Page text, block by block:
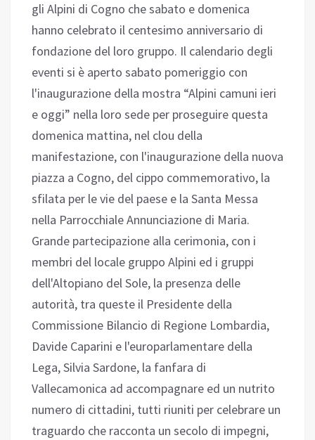
gli Alpini di Cogno che sabato e domenica
hanno celebrato il centesimo anniversario di
fondazione del loro gruppo. Il calendario degli
eventi si è aperto sabato pomeriggio con
l'inaugurazione della mostra “Alpini camuni ieri
e oggi” nella loro sede per proseguire questa
domenica mattina, nel clou della
manifestazione, con l'inaugurazione della nuova
piazza a Cogno, del cippo commemorativo, la
sfilata per le vie del paese e la Santa Messa
nella Parrocchiale Annunciazione di Maria.
Grande partecipazione alla cerimonia, con i
membri del locale gruppo Alpini ed i gruppi
dell'Altopiano del Sole, la presenza delle
autorità, tra queste il Presidente della
Commissione Bilancio di Regione Lombardia,
Davide Caparini e l'europarlamentare della
Lega, Silvia Sardone, la fanfara di
Vallecamonica ad accompagnare ed un nutrito
numero di cittadini, tutti riuniti per celebrare un
traguardo che racconta un secolo di impegni,